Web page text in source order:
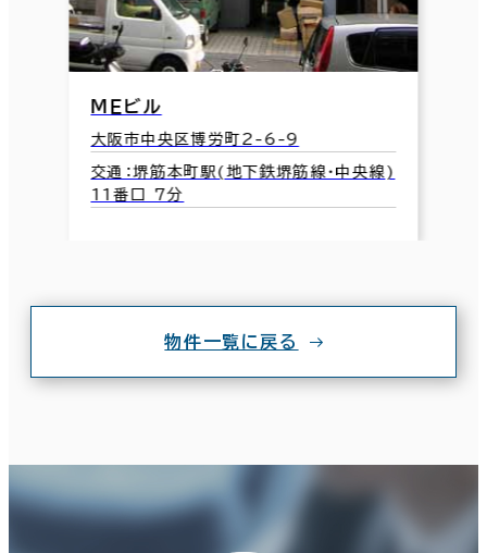
ＭＥビル
大阪市中央区博労町2-6-9
交通：堺筋本町駅(地下鉄堺筋線･中央線)
11番口 7分
物件一覧に戻る